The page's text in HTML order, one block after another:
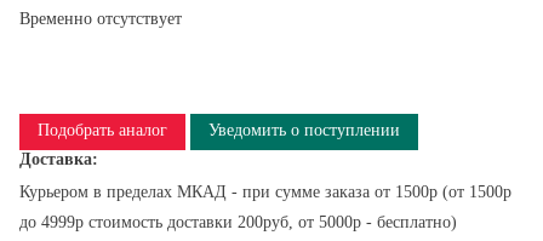
Временно отсутствует
Подобрать аналог
Уведомить о поступлении
Доставка:
Курьером в пределах МКАД - при сумме заказа от 1500р (от 1500р
до 4999р стоимость доставки 200руб, от 5000р - бесплатно)